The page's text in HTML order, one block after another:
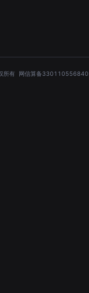
所有 网信算备